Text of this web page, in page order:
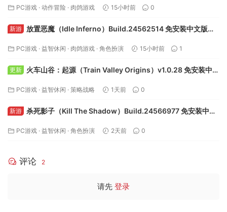
新游 鹰派大统领（Anomaly President）Build.24554642 免安
PC游戏·动作冒险·肉鸽游戏 15小时前 0
新游 放置恶魔（Idle Inferno）Build.24562514 免安装中文版下
PC游戏·益智休闲·肉鸽游戏·角色扮演 15小时前 1
更新 火车山谷：起源（Train Valley Origins）v1.0.28 免安装中文
PC游戏·益智休闲·策略战略 1天前 0
新游 杀死影子（Kill The Shadow）Build.24566977 免安装中文